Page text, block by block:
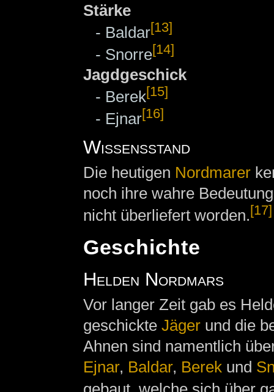
Stärke
- Baldar[13]
- Snorre[14]
Jagdgeschick
- Berek[15]
- Ejnar[16]
Wissensstand
Die heutigen Nordmarer
noch ihre wahre
nicht überliefert worden. [17]
Geschichte
Helden Nordmars
Vor langer Zeit gab es
geschickte Jägerund die
Ahnen sind namentlich
Ejnar, Baldar, Berekund